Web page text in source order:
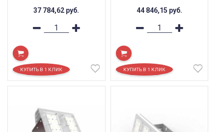
37 784,62 руб. 44 846,15 руб.